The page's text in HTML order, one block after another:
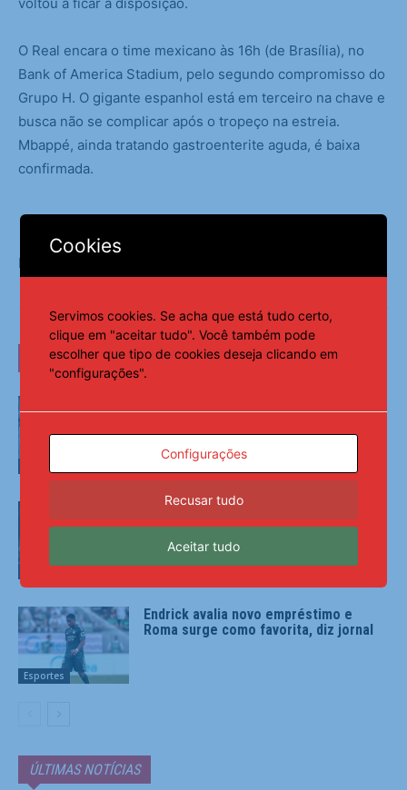
O Real encara o time mexicano às 16h (de Brasília), no
Bank of America Stadium, pelo segundo compromisso do
Grupo H. O gigante espanhol está em terceiro na chave e
busca não se complicar após o tropeço na estreia.
Mbappé, ainda tratando gastroenterite aguda, é baixa
confirmada.
Fonte:
LEIA TAMBÉM
Flamengo bate Vitória no Maracanã e
volta a pressionar líder Palmeiras
Esportes
Endrick avalia novo empréstimo e
Roma surge como favorita, diz jornal
ÚLTIMAS NOTÍCIAS
Cookies
Servimos cookies. Se acha que está tudo certo,
clique em "aceitar tudo". Você também pode
escolher que tipo de cookies deseja clicando em
"configurações".
Configurações
Recusar tudo
Aceitar tudo